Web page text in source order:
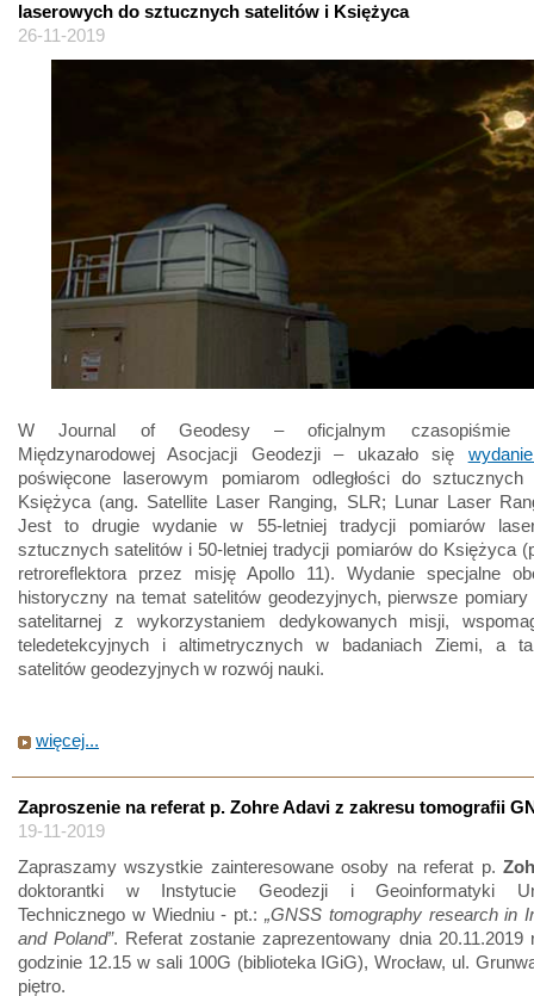
laserowych do sztucznych satelitów i Księżyca
26-11-2019
W Journal of Geodesy – oficjalnym czasopiśmie
Międzynarodowej Asocjacji Geodezji – ukazało się
poświęcone laserowym pomiarom odległości do
Księżyca (ang. Satellite Laser Ranging, SLR; Lunar Laser
Jest to drugie wydanie w 55-letniej tradycji pomiarów
sztucznych satelitów i 50-letniej tradycji pomiarów do Księżyca
retroreflektora przez misję Apollo 11). Wydanie specjalne
historyczny na temat satelitów geodezyjnych, pierwsze
satelitarnej z wykorzystaniem dedykowanych misji,
teledetekcyjnych i altimetrycznych w badaniach Ziemi, a
satelitów geodezyjnych w rozwój nauki.
więcej...
Zaproszenie na referat p. Zohre Adavi z zakresu tomografii
19-11-2019
Zapraszamy wszystkie zainteresowane osoby na referat p.
doktorantki w Instytucie Geodezji i Geoinformatyki
Technicznego w Wiedniu - pt.: „GNSS tomography research in
and Poland”. Referat zostanie zaprezentowany dnia 20.11.2019
godzinie 12.15 w sali 100G (biblioteka IGiG), Wrocław, ul.
piętro.